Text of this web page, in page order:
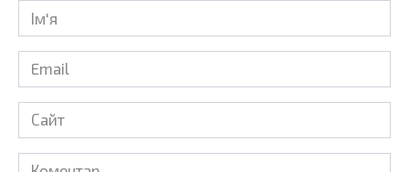
Ім'я
Email
Сайт
Коментар